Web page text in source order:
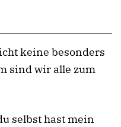
keine besonders
sind wir alle zum
selbst hast mein